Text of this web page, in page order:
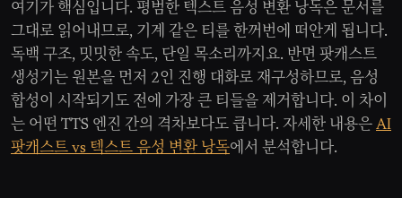
여기가 핵심입니다. 평범한 텍스트 음성 변환 낭독은 문서를
그대로 읽어내므로, 기계 같은 티를 한꺼번에 떠안게 됩니다.
독백 구조, 밋밋한 속도, 단일 목소리까지요. 반면 팟캐스트
생성기는 원본을 먼저 2인 진행 대화로 재구성하므로, 음성
합성이 시작되기도 전에 가장 큰 티들을 제거합니다. 이 차이
는 어떤 TTS 엔진 간의 격차보다도 큽니다. 자세한 내용은 AI
팟캐스트 vs 텍스트 음성 변환 낭독에서 분석합니다.